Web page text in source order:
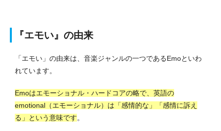
『エモい』の由来
「エモい」の由来は、音楽ジャンルの一つであるEmoといわ
れています。
Emoはエモーショナル・ハードコアの略で、英語の
emotional（エモーショナル）は「感情的な」「感情に訴え
る」という意味です。